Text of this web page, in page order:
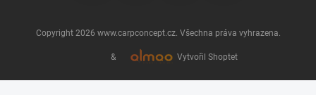
& Vytvořil Shoptet
Copyright 2026 www.carpconcept.cz. Všechna práva vyhrazena.